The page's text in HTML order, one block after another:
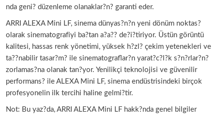
nda geni? düzenleme olanaklar?n? garanti eder.
ARRI ALEXA Mini LF, sinema dünyas?n?n yeni dönüm noktas?
olarak sinematografiyi ba?tan a?a?? de?i?tiriyor. Üstün görüntü
kalitesi, hassas renk yönetimi, yüksek h?zl? çekim yetenekleri ve
ta??nabilir tasar?m? ile sinematograflar?n yarat?c?l?k s?n?rlar?n?
zorlamas?na olanak tan?yor. Yenilikçi teknolojisi ve güvenilir
performans? ile ALEXA Mini LF, sinema endüstrisindeki birçok
profesyonelin ilk tercihi haline gelmi?tir.
Not: Bu yaz?da, ARRI ALEXA Mini LF hakk?nda genel bilgiler